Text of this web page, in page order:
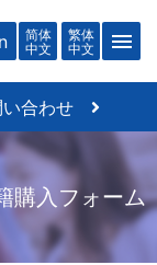
简体
中文
繁体
中文
menu
い合わせ
購入フォーム